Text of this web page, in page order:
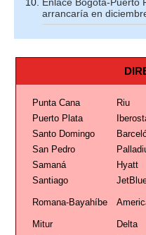
arrancaría en
Punta Cana Riu
Puerto Plata
Santo Domingo
San Pedro
Samaná
Hyatt
Santiago
Romana-Bayahíbe
Mitur
Delta